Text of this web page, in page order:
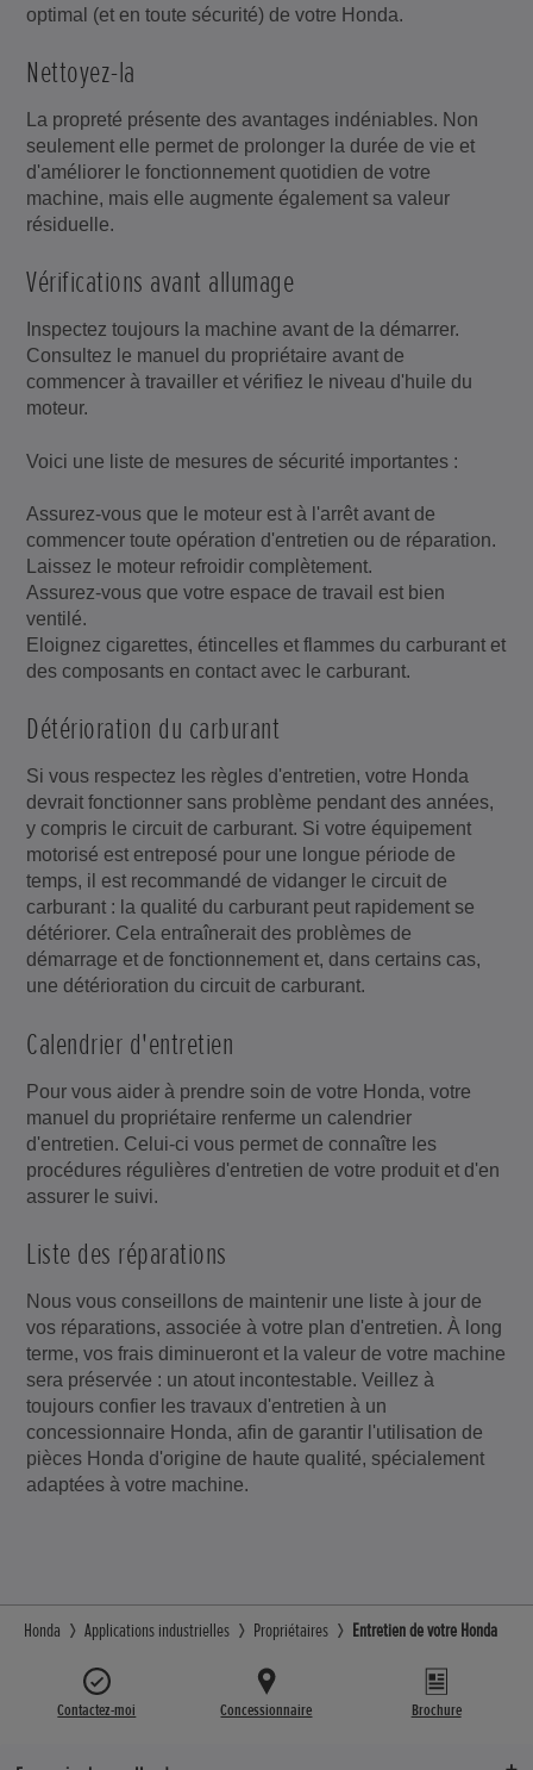
optimal (et en toute sécurité) de votre Honda.
Nettoyez-la
La propreté présente des avantages indéniables. Non
seulement elle permet de prolonger la durée de vie et
d'améliorer le fonctionnement quotidien de votre
machine, mais elle augmente également sa valeur
résiduelle.
Vérifications avant allumage
Inspectez toujours la machine avant de la démarrer.
Consultez le manuel du propriétaire avant de
commencer à travailler et vérifiez le niveau d'huile du
moteur.
Voici une liste de mesures de sécurité importantes :
Assurez-vous que le moteur est à l'arrêt avant de
commencer toute opération d'entretien ou de réparation.
Laissez le moteur refroidir complètement.
Assurez-vous que votre espace de travail est bien
ventilé.
Eloignez cigarettes, étincelles et flammes du carburant et
des composants en contact avec le carburant.
Détérioration du carburant
Si vous respectez les règles d'entretien, votre Honda
devrait fonctionner sans problème pendant des années,
y compris le circuit de carburant. Si votre équipement
motorisé est entreposé pour une longue période de
temps, il est recommandé de vidanger le circuit de
carburant : la qualité du carburant peut rapidement se
détériorer. Cela entraînerait des problèmes de
démarrage et de fonctionnement et, dans certains cas,
une détérioration du circuit de carburant.
Calendrier d'entretien
Pour vous aider à prendre soin de votre Honda, votre
manuel du propriétaire renferme un calendrier
d'entretien. Celui-ci vous permet de connaître les
procédures régulières d'entretien de votre produit et d'en
assurer le suivi.
Liste des réparations
Nous vous conseillons de maintenir une liste à jour de
vos réparations, associée à votre plan d'entretien. À long
terme, vos frais diminueront et la valeur de votre machine
sera préservée : un atout incontestable. Veillez à
toujours confier les travaux d'entretien à un
concessionnaire Honda, afin de garantir l'utilisation de
pièces Honda d'origine de haute qualité, spécialement
adaptées à votre machine.
Honda Applications industrielles Propriétaires Entretien de votre Honda
Contactez-moi Concessionnaire Brochure